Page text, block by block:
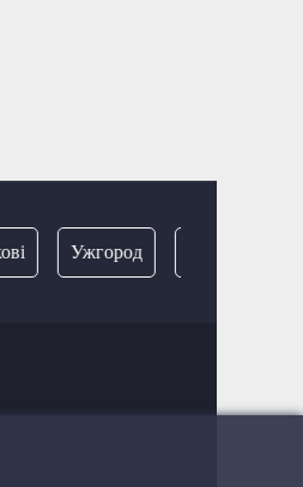
Ужгород